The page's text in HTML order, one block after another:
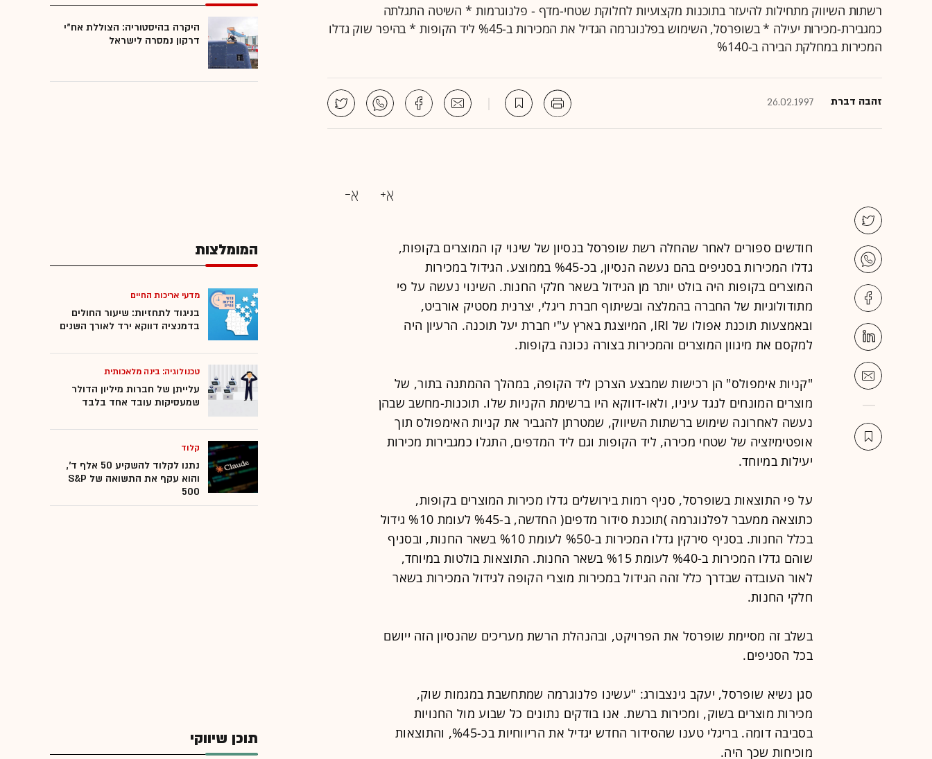
רשתות השיווק מתחילות להיעזר בתוכנות מקצועיות לחלוקת שטחי-מדף - פלנוגרמות * השיטה התגלתה
כמגבירת-מכירות יעילה * בשופרסל, השימוש בפלנוגרמה הגדיל את המכירות ב-%45 ליד הקופות * בהיפר שוק גדלו
המכירות במחלקת הבירה ב-%140
זהבה דברת 26.02.1997
חודשים ספורים לאחר שהחלה רשת שופרסל בנסיון של שינוי קו המוצרים בקופות,
גדלו המכירות בסניפים בהם נעשה הנסיון, בכ-%45 בממוצע. הגידול במכירות
המוצרים בקופות היה בולט יותר מן הגידול בשאר חלקי החנות. השינוי נעשה על פי
מתודולוגיות של החברה בהמלצה ובשיתוף חברת ריגלי, יצרנית מסטיק אורביט,
ובאמצעות תוכנת אפולו של IRI, המיוצגת בארץ ע"י חברת יעל תוכנה. הרעיון היה
למקסם את מיגוון המוצרים והמכירות בצורה נכונה בקופות.
"קניות אימפולס" הן רכישות שמבצע הצרכן ליד הקופה, במהלך ההמתנה בתור, של
מוצרים המונחים לנגד עיניו, ולאו-דווקא היו ברשימת הקניות שלו. תוכנות-מחשב שבהן
נעשה לאחרונה שימוש ברשתות השיווק, שמטרתן להגביר את קניות האימפולס תוך
אופטימיזציה של שטחי מכירה, ליד הקופות וגם ליד המדפים, התגלו כמגבירות מכירות
יעילות במיוחד.
על פי התוצאות בשופרסל, סניף רמות בירושלים גדלו מכירות המוצרים בקופות,
כתוצאה ממעבר לפלנוגרמה )תוכנת סידור מדפים( החדשה, ב-%45 לעומת %10 גידול
בכלל החנות. בסניף סירקין גדלו המכירות ב-%50 לעומת %10 בשאר החנות, ובסניף
שוהם גדלו המכירות ב-%40 לעומת %15 בשאר החנות. התוצאות בולטות במיוחד,
לאור העובדה שבדרך כלל זהה הגידול במכירות מוצרי הקופה לגידול המכירות בשאר
חלקי החנות.
בשלב זה מסיימת שופרסל את הפרויקט, ובהנהלת הרשת מעריכים שהנסיון הזה ייושם
בכל הסניפים.
סגן נשיא שופרסל, יעקב גינצבורג: "עשינו פלנוגרמה שמתחשבת במגמות שוק,
מכירות מוצרים בשוק, ומכירות ברשת. אנו בודקים נתונים כל שבוע מול החנויות
בסביבה דומה. בריגלי טענו שהסידור החדש יגדיל את הריווחיות בכ-%45, והתוצאות
מוכיחות שכך היה.
היקרה בהיסטוריה: הצוללת אח"י
דרקון נמסרה לישראל
המומלצות
מדעי אריכות החיים
בניגוד לתחזיות: שיעור החולים
בדמנציה דווקא ירד לאורך השנים
טכנולוגיה: בינה מלאכותית
עלייתן של חברות מיליון הדולר
שמעסיקות עובד אחד בלבד
קלוד
נתנו לקלוד להשקיע 50 אלף ד',
והוא עקף את התשואה של S&P
500
תוכן שיווקי